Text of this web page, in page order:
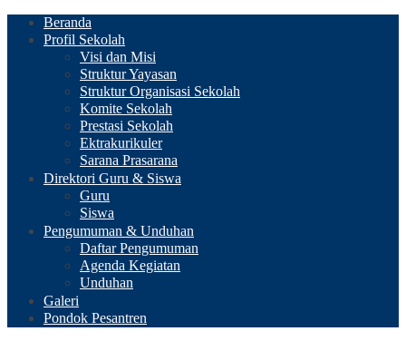
Beranda
Profil Sekolah
Visi dan Misi
Struktur Yayasan
Struktur Organisasi Sekolah
Komite Sekolah
Prestasi Sekolah
Ektrakurikuler
Sarana Prasarana
Direktori Guru & Siswa
Guru
Siswa
Pengumuman & Unduhan
Daftar Pengumuman
Agenda Kegiatan
Unduhan
Galeri
Pondok Pesantren